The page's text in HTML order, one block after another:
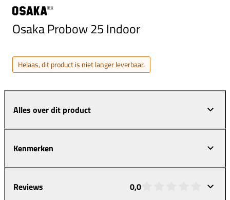
Osaka Probow 25 Indoor
Helaas, dit product is niet langer leverbaar.
Alles over dit product
Kenmerken
Reviews 0,0